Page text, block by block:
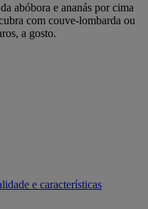
abóbora e ananás por cima
com couve-lombarda ou
a gosto.
e características